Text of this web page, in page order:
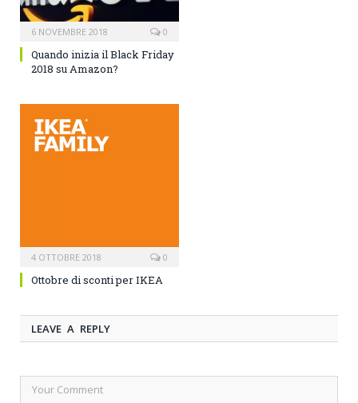
6 NOVEMBRE 2018 0
Quando inizia il Black Friday
2018 su Amazon?
4 OTTOBRE 2018 0
Ottobre di sconti per IKEA
LEAVE A REPLY